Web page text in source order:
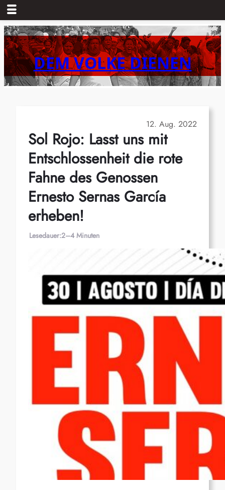
Zum
Inhalt
springenDEM VOLKE DIENEN
12. Aug. 2022
Sol Rojo: Lasst uns mit
Entschlossenheit die rote
Fahne des Genossen
Ernesto Sernas García
erheben!
Lesedauer:2–4 Minuten